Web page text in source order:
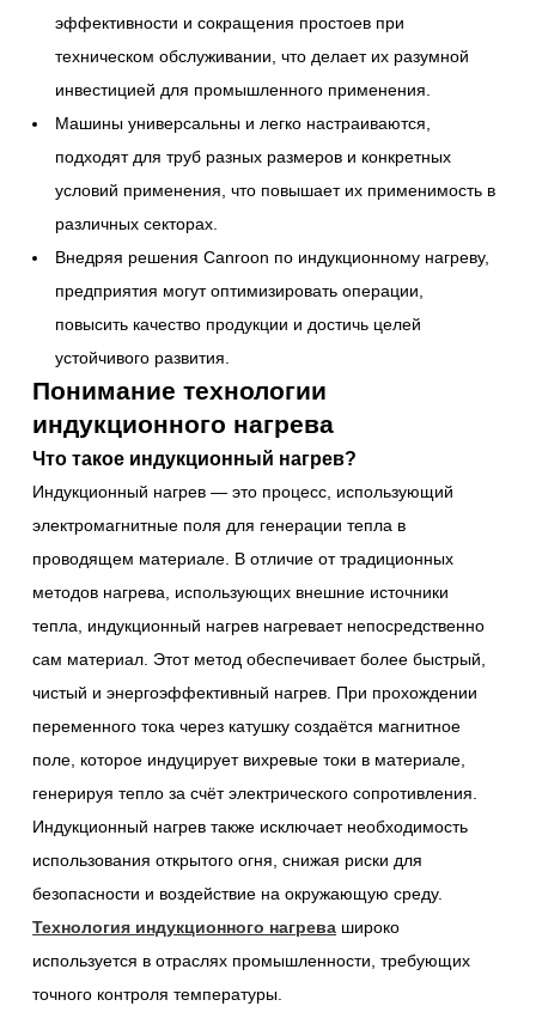
эффективности и сокращения простоев при
техническом обслуживании, что делает их разумной
инвестицией для промышленного применения.
Машины универсальны и легко настраиваются,
подходят для труб разных размеров и конкретных
условий применения, что повышает их применимость в
различных секторах.
Внедряя решения Canroon по индукционному нагреву,
предприятия могут оптимизировать операции,
повысить качество продукции и достичь целей
устойчивого развития.
Понимание технологии
индукционного нагрева
Что такое индукционный нагрев?
Индукционный нагрев — это процесс, использующий
электромагнитные поля для генерации тепла в
проводящем материале. В отличие от традиционных
методов нагрева, использующих внешние источники
тепла, индукционный нагрев нагревает непосредственно
сам материал. Этот метод обеспечивает более быстрый,
чистый и энергоэффективный нагрев. При прохождении
переменного тока через катушку создаётся магнитное
поле, которое индуцирует вихревые токи в материале,
генерируя тепло за счёт электрического сопротивления.
Индукционный нагрев также исключает необходимость
использования открытого огня, снижая риски для
безопасности и воздействие на окружающую среду.
Технология индукционного нагрева широко
используется в отраслях промышленности, требующих
точного контроля температуры.